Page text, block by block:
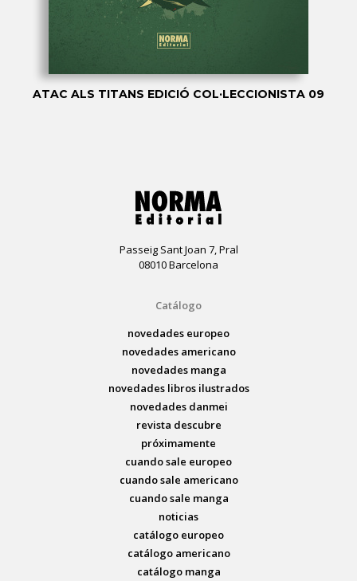
ATAC ALS TITANS EDICIÓ COL·LECCIONISTA 09
Passeig Sant Joan 7, Pral
08010 Barcelona
Catálogo
novedades europeo
novedades americano
novedades manga
novedades libros ilustrados
novedades danmei
revista descubre
próximamente
cuando sale europeo
cuando sale americano
cuando sale manga
noticias
catálogo europeo
catálogo americano
catálogo manga